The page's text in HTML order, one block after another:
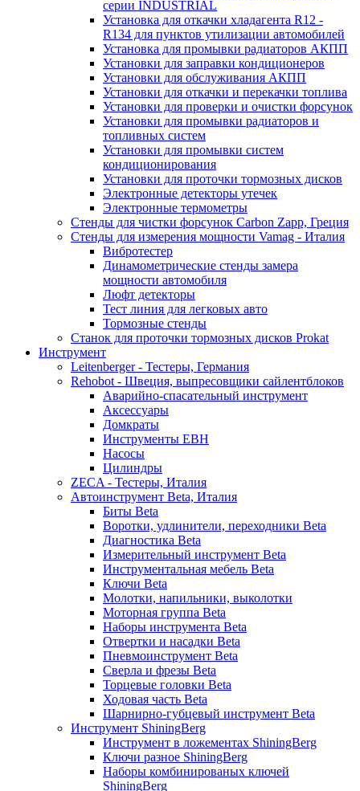
серии INDUSTRIAL
Установка для откачки хладагента R12 -
R134 для пунктов утилизации автомобилей
Установка для промывки радиаторов АКПП
Установки для заправки кондиционеров
Установки для обслуживания АКПП
Установки для откачки и перекачки топлива
Установки для проверки и очистки форсунок
Установки для промывки радиаторов и
топливных систем
Установки для промывки систем
кондиционирования
Установки для проточки тормозных дисков
Электронные детекторы утечек
Электронные термометры
Стенды для чистки форсунок Carbon Zapp, Греция
Стенды для измерения мощности Vamag - Италия
Вибротестер
Динамометрические стенды замера
мощности автомобиля
Люфт детекторы
Тест линия для легковых авто
Тормозные стенды
Станок для проточки тормозных дисков Prokat
Инструмент
Leitenberger - Тестеры, Германия
Rehobot - Швеция, выпресовщики сайлентблоков
Аварийно-спасательный инструмент
Аксессуары
Домкраты
Инструменты EBH
Насосы
Цилиндры
ZECA - Тестеры, Италия
Автоинструмент Beta, Италия
Биты Beta
Воротки, удлинители, переходники Beta
Диагностика Beta
Измерительный инструмент Beta
Инструментальная мебель Beta
Ключи Beta
Молотки, напильники, выколотки
Моторная группа Beta
Наборы инструмента Beta
Отвертки и насадки Beta
Пневмоинструмент Beta
Сверла и фрезы Beta
Торцевые головки Beta
Ходовая часть Beta
Шарнирно-губцевый инструмент Beta
Инструмент ShiningBerg
Инструмент в ложементах ShiningBerg
Ключи разное ShiningBerg
Наборы комбинированых ключей
ShiningBerg